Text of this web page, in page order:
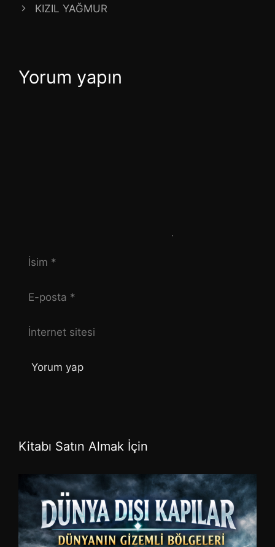
KIZIL YAĞMUR
Yorum yapın
İsim
posta
İnternet
Kitabı Satın Almak İçin